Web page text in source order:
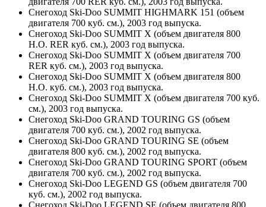
Снегоход Ski-Doo SUMMIT HIGHMARK 151 (объем
двигателя 700 куб. см.), 2003 год выпуска.
Снегоход Ski-Doo SUMMIT X (объем двигателя 800
H.O. RER куб. см.), 2003 год выпуска.
Снегоход Ski-Doo SUMMIT X (объем двигателя 700
RER куб. см.), 2003 год выпуска.
Снегоход Ski-Doo SUMMIT X (объем двигателя 800
H.O. куб. см.), 2003 год выпуска.
Снегоход Ski-Doo SUMMIT X (объем двигателя 700 куб.
см.), 2003 год выпуска.
Снегоход Ski-Doo GRAND TOURING GS (объем
двигателя 700 куб. см.), 2002 год выпуска.
Снегоход Ski-Doo GRAND TOURING SE (объем
двигателя 800 куб. см.), 2002 год выпуска.
Снегоход Ski-Doo GRAND TOURING SPORT (объем
двигателя 700 куб. см.), 2002 год выпуска.
Снегоход Ski-Doo LEGEND GS (объем двигателя 700
куб. см.), 2002 год выпуска.
Снегоход Ski-Doo LEGEND SE (объем двигателя 800